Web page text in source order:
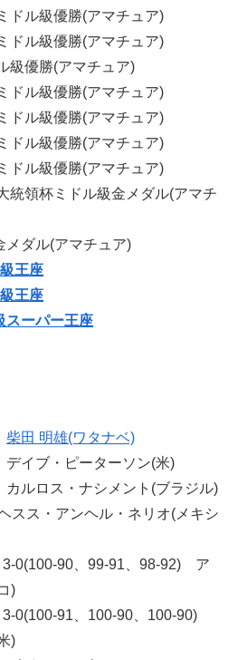
ドル級優勝(アマチュア)
ドル級優勝(アマチュア)
級優勝(アマチュア)
ドル級優勝(アマチュア)
ドル級優勝(アマチュア)
ドル級優勝(アマチュア)
ドル級優勝(アマチュア)
統領杯ミドル級金メダル(アマチ
メダル(アマチュア)
王座
王座
スーパー王座
柴田 明雄(ワタナベ)
イブ・ピーターソン(米)
ルロス・ナシメント(ブラジル)
ス・アンヘル・ネリオ(メキシ
0(100-90、99-91、98-92) ア
)
0(100-91、100-90、100-90)
)